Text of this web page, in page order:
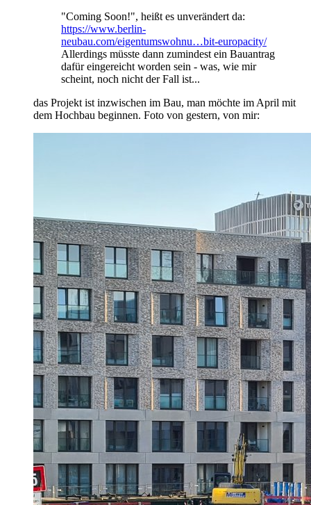
"Coming Soon!", heißt es unverändert da:
https://www.berlin-
neubau.com/eigentumswohnu…bit-europacity/
Allerdings müsste dann zumindest ein Bauantrag
dafür eingereicht worden sein - was, wie mir
scheint, noch nicht der Fall ist...
das Projekt ist inzwischen im Bau, man möchte im April mit
dem Hochbau beginnen. Foto von gestern, von mir: